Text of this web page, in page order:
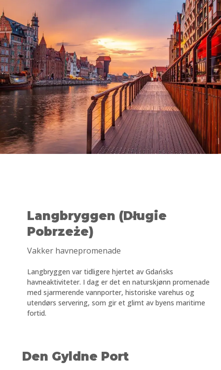
Langbryggen (Długie
Pobrzeże)
Vakker havnepromenade
Langbryggen var tidligere hjertet av Gdańsks
havneaktiviteter. I dag er det en naturskjønn promenade
med sjarmerende vannporter, historiske varehus og
utendørs servering, som gir et glimt av byens maritime
fortid.
Den Gyldne Port